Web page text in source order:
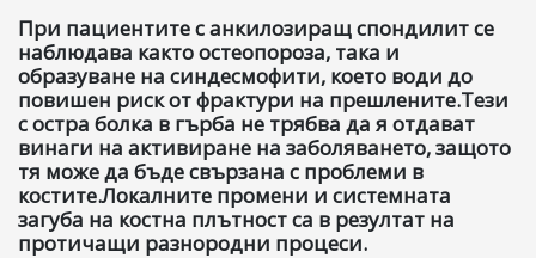
При пациентите с анкилозиращ спондилит се
наблюдава както остеопороза, така и
образуване на синдесмофити, което води до
повишен риск от фрактури на прешлените.Тези
с остра болка в гърба не трябва да я отдават
винаги на активиране на заболяването, защото
тя може да бъде свързана с проблеми в
костите.Локалните промени и системната
загуба на костна плътност са в резултат на
протичащи разнородни процеси.